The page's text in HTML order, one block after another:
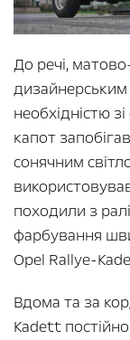
До речі,
необхідністю
капот
сонячним
походили з
фарбування
Opel Rallye-
Вдома та за
Kadett